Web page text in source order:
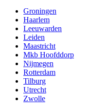
Groningen
Haarlem
Leeuwarden
Leiden
Maastricht
Mkb Hoofddorp
Nijmegen
Rotterdam
Tilburg
Utrecht
Zwolle